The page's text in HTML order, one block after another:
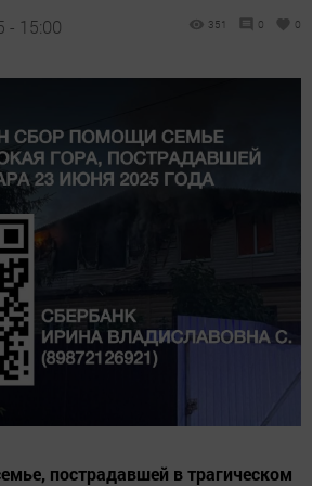
- 15:00 351 0 0
пострадавшей в трагическом